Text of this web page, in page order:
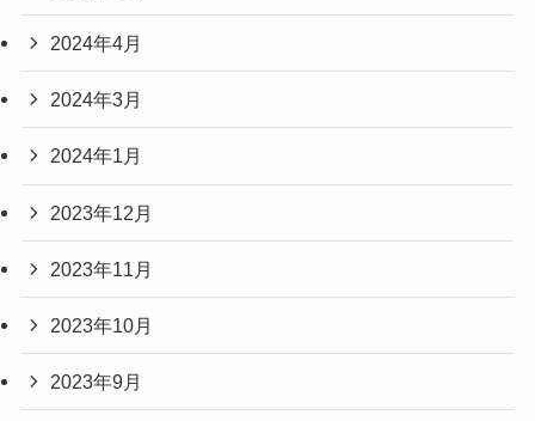
2024年4月
2024年3月
2024年1月
2023年12月
2023年11月
2023年10月
2023年9月